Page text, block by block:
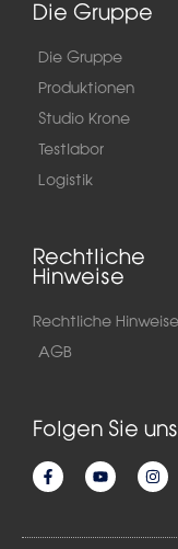
Die Gruppe
Die Gruppe
Produktionen
Studio Krone
Testlabor
Logistik
Rechtliche
Hinweise
Rechtliche Hinweise
AGB
Folgen Sie uns